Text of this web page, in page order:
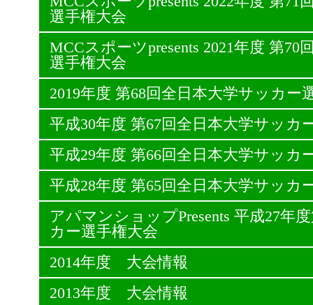
選手権大会
MCCスポーツpresents 2021年度 第70
選手権大会
2019年度 第68回全日本大学サッカー
平成30年度 第67回全日本大学サッカ
平成29年度 第66回全日本大学サッカ
平成28年度 第65回全日本大学サッカ
アパマンショップPresents 平成27年
カー選手権大会
2014年度 大会情報
2013年度 大会情報